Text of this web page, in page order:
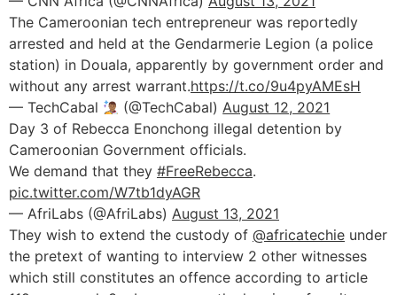
The Cameroonian tech entrepreneur was reportedly
arrested and held at the Gendarmerie Legion (a police
station) in Douala, apparently by government order and
without any arrest warrant.https://t.co/9u4pyAMEsH
— TechCabal
(@TechCabal)August 12, 2021
Day 3 of Rebecca Enonchong illegal detention by
Cameroonian Government officials.
We demand that they #FreeRebecca.
pic.twitter.com/W7tb1dyAGR
— AfriLabs (@AfriLabs) August 13, 2021
They wish to extend the custody of @africatechie under
the pretext of wanting to interview 2 other witnesses
which still constitutes an offence according to article